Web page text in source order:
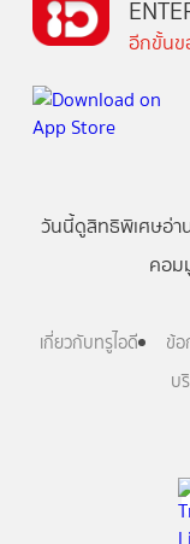
อีกขั้นข
วันนี้ดูสิทธิพิเศษอ่า
คอม
เกี่ยวกับทรูไอดี ข้อ
บ